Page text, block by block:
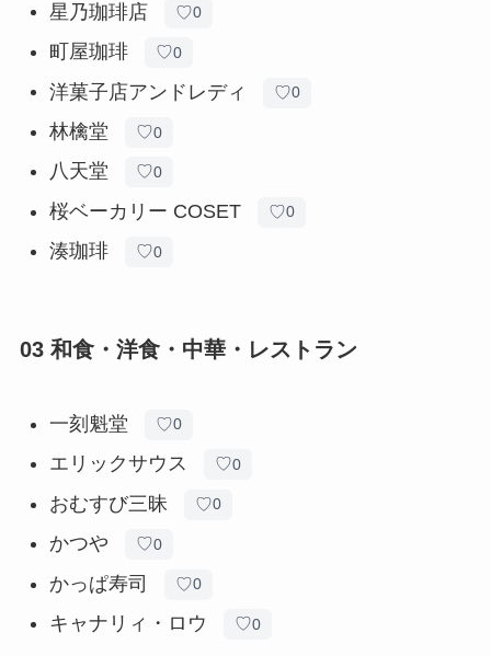
星乃珈琲店 ♡0
町屋珈琲 ♡0
洋菓子店アンドレディ ♡0
林檎堂 ♡0
八天堂 ♡0
桜ベーカリー COSET ♡0
湊珈琲 ♡0
03 和食・洋食・中華・レストラン
一刻魁堂 ♡0
エリックサウス ♡0
おむすび三昧 ♡0
かつや ♡0
かっぱ寿司 ♡0
キャナリィ・ロウ ♡0